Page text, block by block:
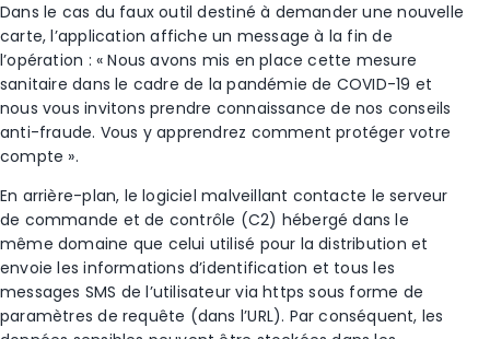
Dans le cas du faux outil destiné à demander une nouvelle
carte, l’application affiche un message à la fin de
l’opération : « Nous avons mis en place cette mesure
sanitaire dans le cadre de la pandémie de COVID-19 et
nous vous invitons prendre connaissance de nos conseils
anti-fraude. Vous y apprendrez comment protéger votre
compte ».
En arrière-plan, le logiciel malveillant contacte le serveur
de commande et de contrôle (C2) hébergé dans le
même domaine que celui utilisé pour la distribution et
envoie les informations d’identification et tous les
messages SMS de l’utilisateur via https sous forme de
paramètres de requête (dans l’URL). Par conséquent, les